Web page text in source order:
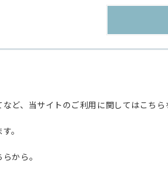
ど、当サイトのご利用に関してはこちら
。
から。